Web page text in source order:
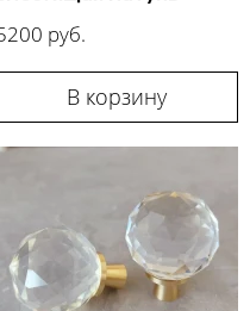
руб.
В корзину